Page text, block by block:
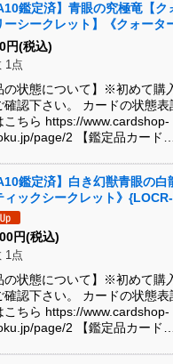
絞り込む
鑑定済】青眼の究極竜【
ーシークレット】《クォータ
クレット》{TDPP-JP018}
円(税込)
1点
の状態について】※初めて購
確認下さい。 カードの状態
こちら https://www.cardshop-
page/2 【鑑定品カード
鑑定済】白き幻獣青眼の白
ィックシークレット》
円(税込)
1点
の状態について】※初めて購
確認下さい。 カードの状態
こちら https://www.cardshop-
page/2 【鑑定品カード